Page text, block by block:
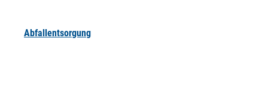
Abfallentsorgung